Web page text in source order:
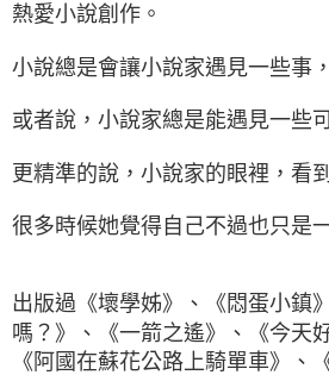
熱愛小說創作。
小說總是會讓小說家遇見一些事，
或者說，小說家總是能遇見一些
更精準的說，小說家的眼裡，看
很多時候她覺得自己不過也只是
出版過《壞學姊》、《悶蛋小鎮
嗎？》、《一箭之遙》、《今天
《阿國在蘇花公路上騎單車》、